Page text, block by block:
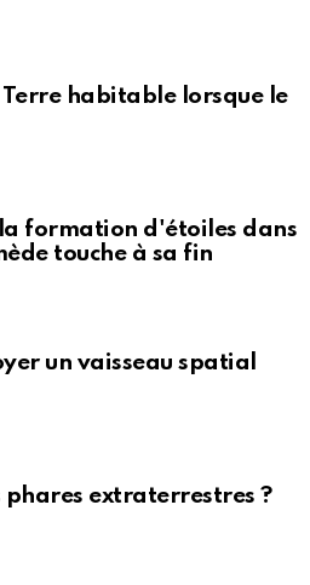
habitable lorsque le
formation d'étoiles dans
touche à sa fin
un vaisseau spatial
phares extraterrestres ?